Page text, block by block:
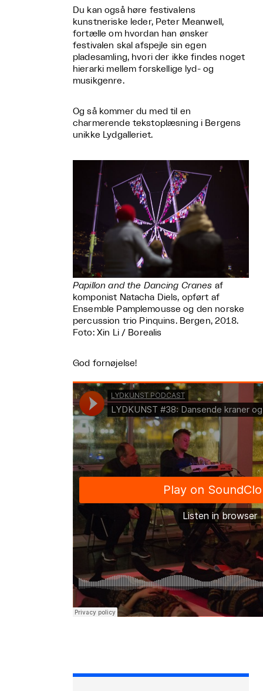
Du kan også høre festivalens
kunstneriske leder, Peter Meanwell,
fortælle om hvordan han ønsker
festivalen skal afspejle sin egen
pladesamling, hvori der ikke findes noget
hierarki mellem forskellige lyd- og
musikgenre.
Og så kommer du med til en
charmerende tekstoplæsning i Bergens
unikke Lydgalleriet.
Papillon and the Dancing Cranes af
komponist Natacha Diels, opført af
Ensemble Pamplemousse og den norske
percussion trio Pinquins. Bergen, 2018.
Foto: Xin Li / Borealis
God fornøjelse!